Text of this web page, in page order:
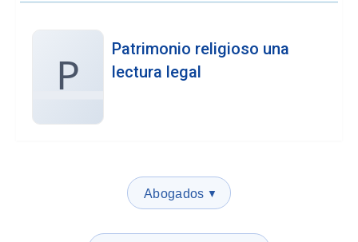
P
Patrimonio religioso una
lectura legal
Abogados ▼